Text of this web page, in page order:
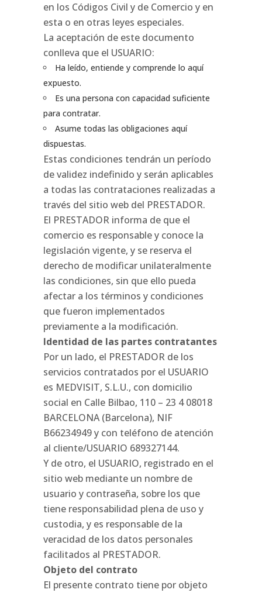
en los Códigos Civil y de Comercio y en
esta o en otras leyes especiales.
La aceptación de este documento
conlleva que el USUARIO:
Ha leído, entiende y comprende lo aquí
expuesto.
Es una persona con capacidad suficiente
para contratar.
Asume todas las obligaciones aquí
dispuestas.
Estas condiciones tendrán un período
de validez indefinido y serán aplicables
a todas las contrataciones realizadas a
través del sitio web del PRESTADOR.
El PRESTADOR informa de que el
comercio es responsable y conoce la
legislación vigente, y se reserva el
derecho de modificar unilateralmente
las condiciones, sin que ello pueda
afectar a los términos y condiciones
que fueron implementados
previamente a la modificación.
Identidad de las partes contratantes
Por un lado, el PRESTADOR de los
servicios contratados por el USUARIO
es MEDVISIT, S.L.U., con domicilio
social en Calle Bilbao, 110 – 23 4 08018
BARCELONA (Barcelona), NIF
B66234949 y con teléfono de atención
al cliente/USUARIO 689327144.
Y de otro, el USUARIO, registrado en el
sitio web mediante un nombre de
usuario y contraseña, sobre los que
tiene responsabilidad plena de uso y
custodia, y es responsable de la
veracidad de los datos personales
facilitados al PRESTADOR.
Objeto del contrato
El presente contrato tiene por objeto